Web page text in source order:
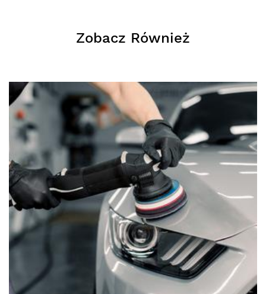
Zobacz Również